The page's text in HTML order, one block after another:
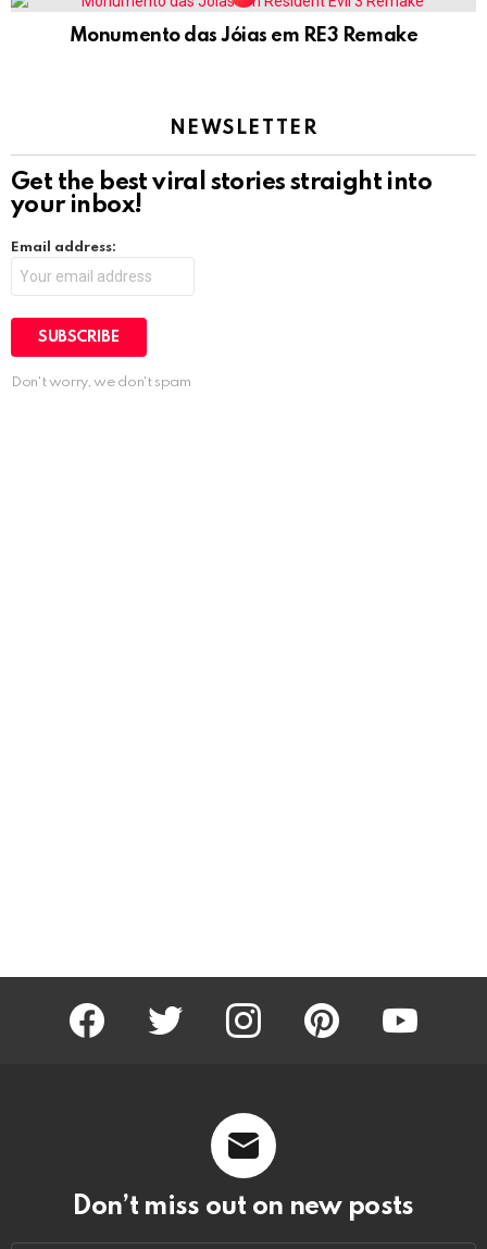
Monumento das Jóias em RE3 Remake
NEWSLETTER
Get the best viral stories straight into
your inbox!
Email address:
Don't worry, we don't spam
facebook twitter instagram pinterest youtube
Don’t miss out on new posts